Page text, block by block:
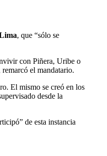
, que “sólo se
con Piñera, Uribe o
el mandatario.
El mismo se creó en los
desde la
de esta instancia